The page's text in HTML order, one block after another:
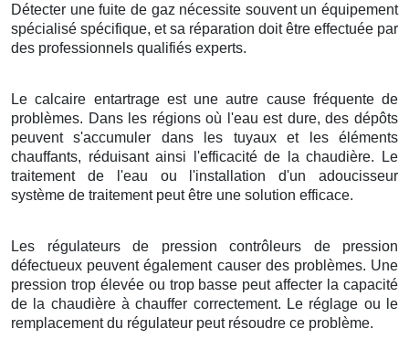
Détecter une fuite de gaz nécessite souvent un équipement
spécialisé spécifique, et sa réparation doit être effectuée par
des professionnels qualifiés experts.
Le calcaire entartrage est une autre cause fréquente de
problèmes. Dans les régions où l'eau est dure, des dépôts
peuvent s'accumuler dans les tuyaux et les éléments
chauffants, réduisant ainsi l'efficacité de la chaudière. Le
traitement de l'eau ou l'installation d'un adoucisseur
système de traitement peut être une solution efficace.
Les régulateurs de pression contrôleurs de pression
défectueux peuvent également causer des problèmes. Une
pression trop élevée ou trop basse peut affecter la capacité
de la chaudière à chauffer correctement. Le réglage ou le
remplacement du régulateur peut résoudre ce problème.